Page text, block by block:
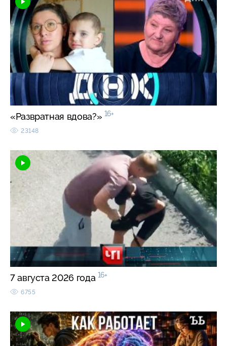
«Развратная вдова?» 16+
23148
7 августа 2026 года 16+
6755